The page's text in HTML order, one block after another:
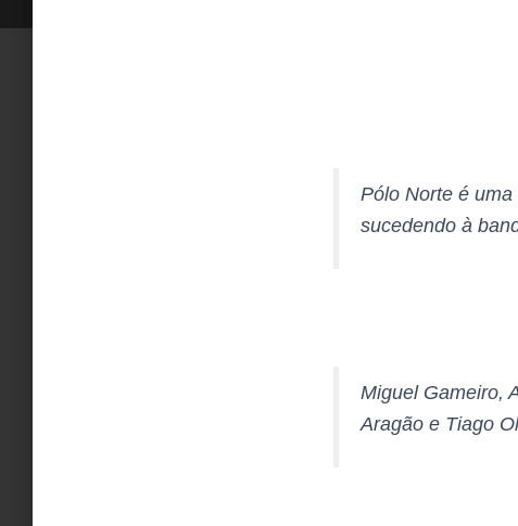
Pólo Norte é
sucedendo à
Miguel Gameiro,
Aragão e Tiago